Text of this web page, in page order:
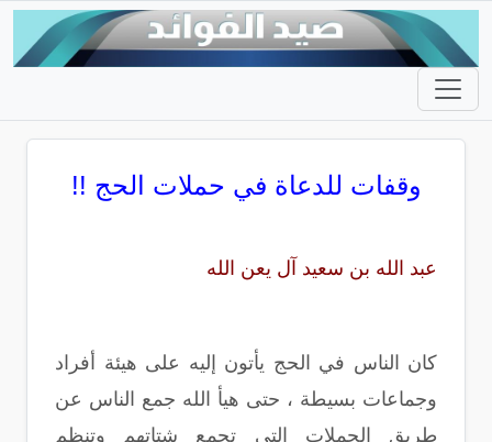
وقفات للدعاة في حملات الحج !!
عبد الله بن سعيد آل يعن الله
كان الناس في الحج يأتون إليه على هيئة أفراد
وجماعات بسيطة ، حتى هيأ الله جمع الناس عن
طريق الحملات التي تجمع شتاتهم وتنظم